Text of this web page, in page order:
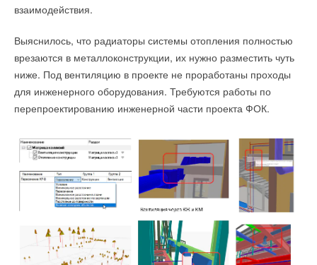
взаимодействия.
Выяснилось, что радиаторы системы отопления полностью
врезаются в металлоконструкции, их нужно разместить чуть
ниже. Под вентиляцию в проекте не проработаны проходы
для инженерного оборудования. Требуются работы по
перепроектированию инженерной части проекта ФОК.